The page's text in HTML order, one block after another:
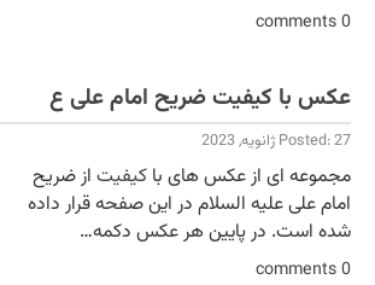
0 comments
عکس با کیفیت ضریح امام علی ع
Posted: 27 ژانویه, 2023
مجموعه ای از عکس های با کیفیت از ضریح
امام علی علیه السلام در این صفحه قرار داده
شده است. در پایین هر عکس دکمه…
0 comments